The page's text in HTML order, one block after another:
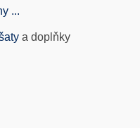
...
a doplňky